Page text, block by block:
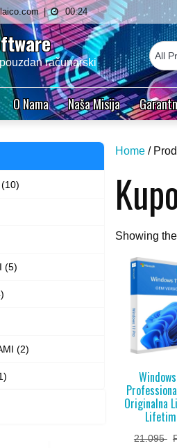
00:24
računarski
O Nama Naša Misija
Home /
Showing
Originalna
21.095
(5)
(2)